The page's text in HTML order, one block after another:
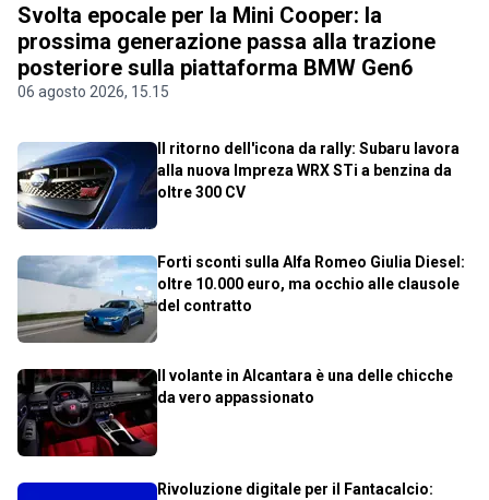
Svolta epocale per la Mini Cooper: la
prossima generazione passa alla trazione
posteriore sulla piattaforma BMW Gen6
06 agosto 2026, 15.15
Il ritorno dell'icona da rally: Subaru lavora
alla nuova Impreza WRX STi a benzina da
oltre 300 CV
Forti sconti sulla Alfa Romeo Giulia Diesel:
oltre 10.000 euro, ma occhio alle clausole
del contratto
Il volante in Alcantara è una delle chicche
da vero appassionato
Rivoluzione digitale per il Fantacalcio: